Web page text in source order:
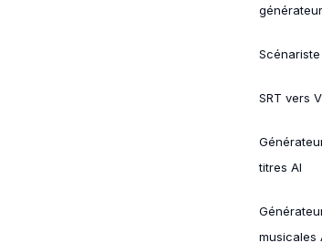
générateur
SRT vers
titres AI
musicales